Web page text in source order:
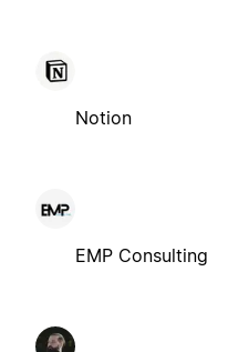
Notion
EMP Consulting